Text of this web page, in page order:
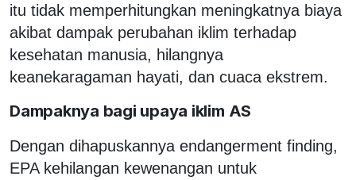
itu tidak memperhitungkan meningkatnya biaya
akibat dampak perubahan iklim terhadap
kesehatan manusia, hilangnya
keanekaragaman hayati, dan cuaca ekstrem.
Dampaknya bagi upaya iklim AS
Dengan dihapuskannya endangerment finding,
EPA kehilangan kewenangan untuk